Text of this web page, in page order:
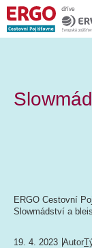
ERGO Cestovní
Slowmádství a
19. 4. 2023 Autor